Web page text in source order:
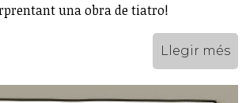
una obra de tiatro!
Llegir més